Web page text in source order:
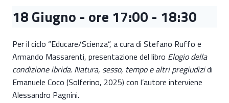
18 Giugno - ore 17:00 - 18:30
Per il ciclo “Educare/Scienza”, a cura di Stefano Ruffo e
Armando Massarenti, presentazione del libro Elogio della
condizione ibrida. Natura, sesso, tempo e altri pregiudizidi
Emanuele Coco (Solferino, 2025) con l’autore interviene
Alessandro Pagnini.